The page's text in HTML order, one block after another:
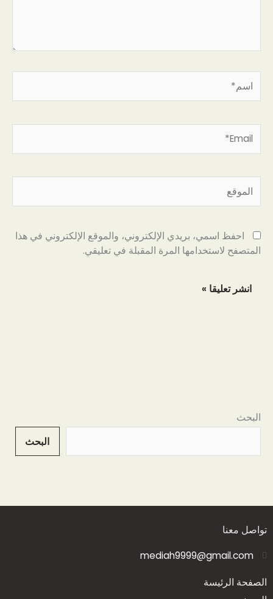
البحث
البحث
احفظ اسمي، بريدي الإلكتروني، والموقع الإلكتروني في هذا
المتصفح لاستخدامها المرة المقبلة في تعليقي.
تواصل معنا
mediah9999@gmail.com
الصفحة الرئيسة